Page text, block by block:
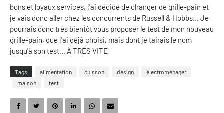
bons et loyaux services, j'ai décidé de changer de grille-pain et
je vais donc aller chez les concurrents de Russell & Hobbs... Je
pourrais donc très bientôt vous proposer le test de mon nouveau
grille-pain, que j'ai déjà choisi, mais dont je tairais le nom
jusqu'à son test... À TRÈS VITE!
Tags alimentation cuisson design
électroménager
maison
test